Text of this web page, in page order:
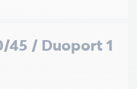
45 / Duoport 1